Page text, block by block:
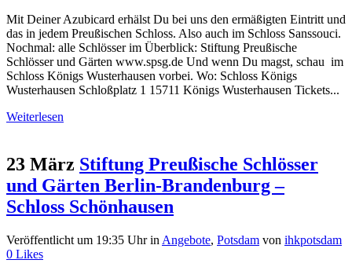
Mit Deiner Azubicard erhälst Du bei uns den ermäßigten Eintritt und
das in jedem Preußischen Schloss. Also auch im Schloss Sanssouci.
Nochmal: alle Schlösser im Überblick: Stiftung Preußische
Schlösser und Gärten www.spsg.de Und wenn Du magst, schau im
Schloss Königs Wusterhausen vorbei. Wo: Schloss Königs
Wusterhausen Schloßplatz 1 15711 Königs Wusterhausen Tickets...
Weiterlesen
23 März Stiftung Preußische Schlösser
und Gärten Berlin-Brandenburg –
Schloss Schönhausen
Veröffentlicht um 19:35 Uhrin Angebote, Potsdam von ihkpotsdam
0 Likes